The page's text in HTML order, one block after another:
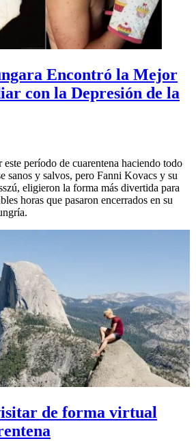
Encontró la Mejor
con la Depresión de la
este período de cuarentena haciendo todo
sanos y salvos, pero Fanni Kovacs y su
eligieron la forma más divertida para
horas que pasaron encerrados en su
de forma virtual